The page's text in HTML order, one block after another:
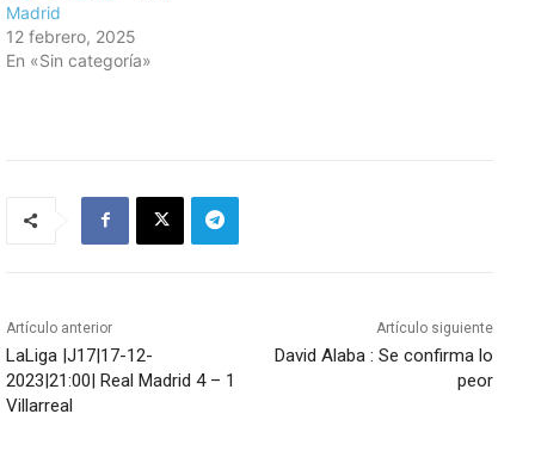
Madrid
12 febrero, 2025
En «Sin categoría»
Artículo anterior
LaLiga |J17|17-12-
2023|21:00| Real Madrid 4 – 1
Villarreal
Artículo siguiente
David Alaba : Se confirma lo
peor